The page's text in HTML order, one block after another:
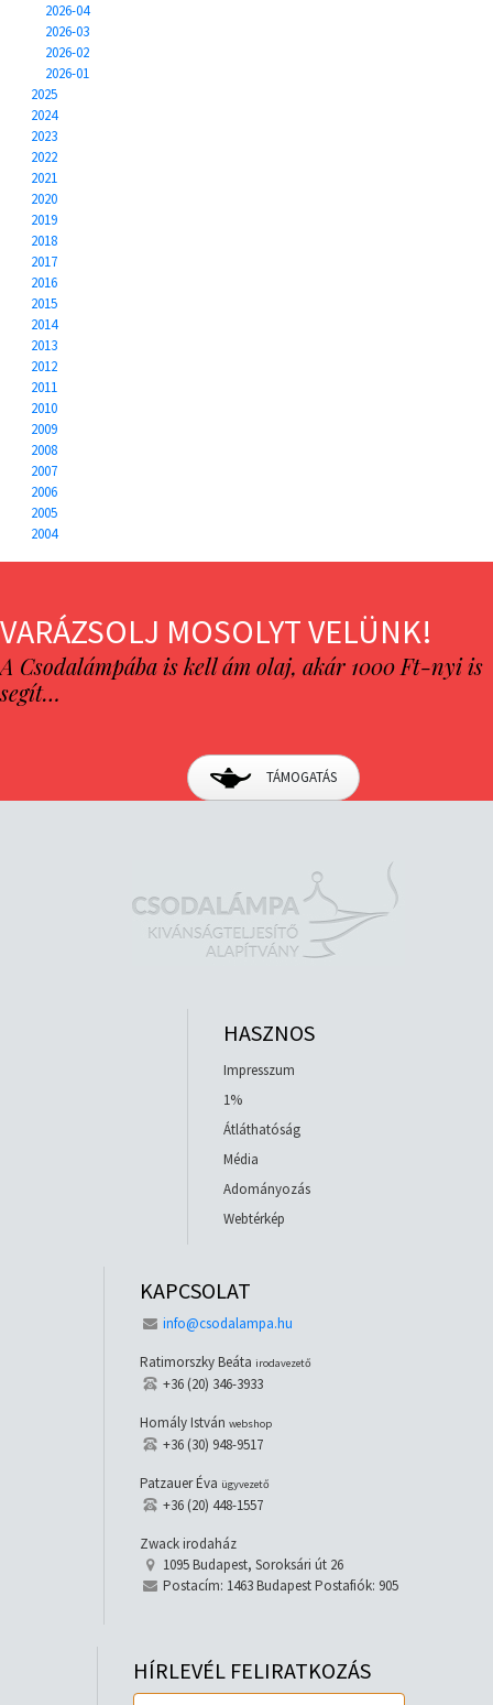
2026-04
2026-03
2026-02
2026-01
2025
2024
2023
2022
2021
2020
2019
2018
2017
2016
2015
2014
2013
2012
2011
2010
2009
2008
2007
2006
2005
2004
VARÁZSOLJ MOSOLYT VELÜNK!
A Csodalámpába is kell ám olaj, akár 1000 Ft-nyi is
segít…
TÁMOGATÁS
HASZNOS
Impresszum
1%
Átláthatóság
Média
Adományozás
Webtérkép
KAPCSOLAT
info@csodalampa.hu
Ratimorszky Beáta irodavezető
+36 (20) 346-3933
Homály István webshop
+36 (30) 948-9517
Patzauer Éva ügyvezető
+36 (20) 448-1557
Zwack irodaház
1095 Budapest, Soroksári út 26
Postacím: 1463 Budapest Postafiók: 905
HÍRLEVÉL FELIRATKOZÁS